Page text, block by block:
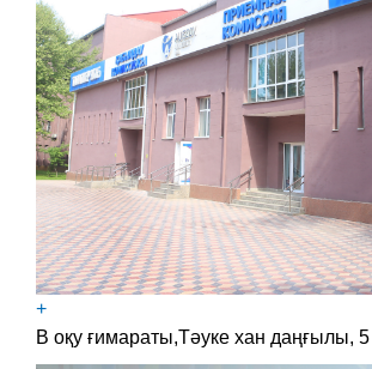
+
В оқу ғимараты,Тәуке хан даңғылы, 5